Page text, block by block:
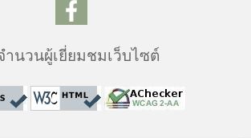
ำนวนผู้เยี่ยมชมเว็บไซต์